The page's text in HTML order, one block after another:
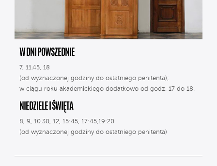
W DNI POWSZEDNIE
7, 11.45, 18
(od wyznaczonej godziny do ostatniego penitenta);
w ciągu roku akademickiego dodatkowo od godz. 17 do 18.
NIEDZIELE I ŚWIĘTA
8, 9, 10.30, 12, 15:45, 17:45,19:20
(od wyznaczonej godziny do ostatniego penitenta)